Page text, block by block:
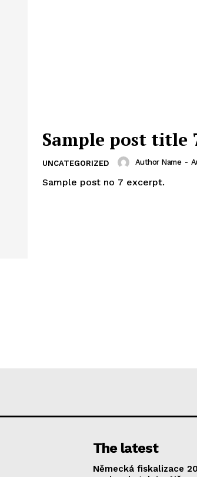
Sample post title
UNCATEGORIZED Author Name -
Sample post no 7 excerpt.
The latest
Německá fiskalizace